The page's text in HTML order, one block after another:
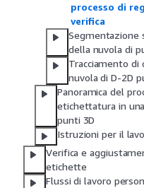
processo di
verifica
Segmentazione
della nuvola di
Tracciamento di
nuvola di D-2D
Panoramica del
etichettatura in
punti 3D
Istruzioni per il
Verifica e
etichette
Flussi di lavoro